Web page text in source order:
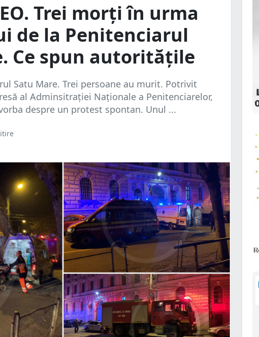
Trei morți în urma
de la Penitenciarul
Ce spun autoritățile
Satu Mare. Trei persoane au murit. Potrivit
al Adminsitrației Naționale a Penitenciarelor,
despre un protest spontan. Unul ...